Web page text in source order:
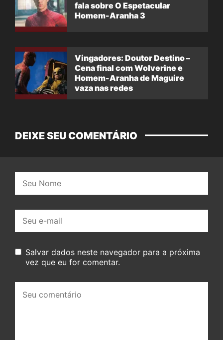
fala sobre O Espetacular
Homem-Aranha 3
Vingadores: Doutor Destino –
Cena final com Wolverine e
Homem-Aranha de Maguire
vaza nas redes
DEIXE SEU COMENTÁRIO
mail:
Salvar dados neste navegador para a próxima
vez que eu for comentar.
comentário: